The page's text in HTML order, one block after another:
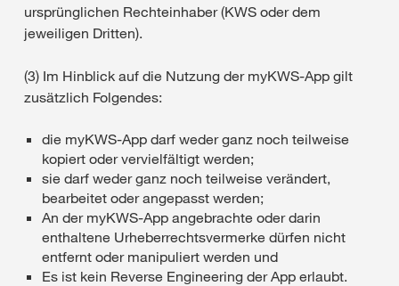
ursprünglichen Rechteinhaber (KWS oder dem
jeweiligen Dritten).
(3) Im Hinblick auf die Nutzung der myKWS-App gilt
zusätzlich Folgendes:
die myKWS-App darf weder ganz noch teilweise
kopiert oder vervielfältigt werden;
sie darf weder ganz noch teilweise verändert,
bearbeitet oder angepasst werden;
An der myKWS-App angebrachte oder darin
enthaltene Urheberrechtsvermerke dürfen nicht
entfernt oder manipuliert werden und
Es ist kein Reverse Engineering der App erlaubt.